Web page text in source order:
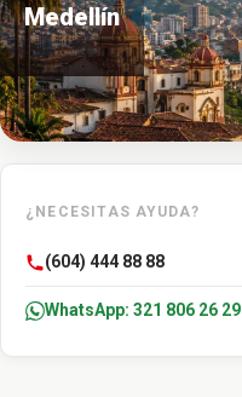
Medellín
¿NECESITAS AYUDA?
(604) 444 88 88
WhatsApp: 321 806 26 29